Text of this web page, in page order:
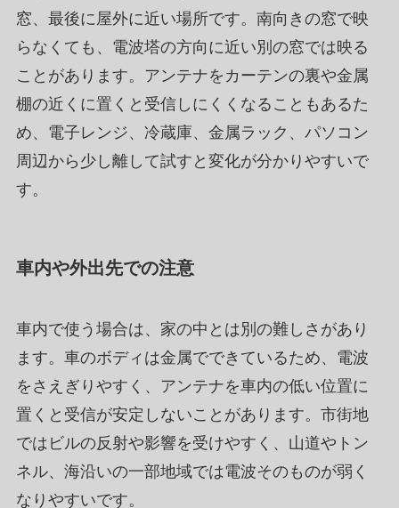
窓、最後に屋外に近い場所です。南向きの窓で映
らなくても、電波塔の方向に近い別の窓では映る
ことがあります。アンテナをカーテンの裏や金属
棚の近くに置くと受信しにくくなることもあるた
め、電子レンジ、冷蔵庫、金属ラック、パソコン
周辺から少し離して試すと変化が分かりやすいで
す。
車内や外出先での注意
車内で使う場合は、家の中とは別の難しさがあり
ます。車のボディは金属でできているため、電波
をさえぎりやすく、アンテナを車内の低い位置に
置くと受信が安定しないことがあります。市街地
ではビルの反射や影響を受けやすく、山道やトン
ネル、海沿いの一部地域では電波そのものが弱く
なりやすいです。